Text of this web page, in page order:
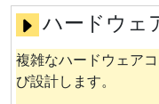
ハードウェ
複雑なハードウェア
び設計します。